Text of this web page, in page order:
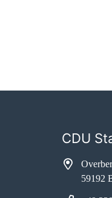
CDU
59192